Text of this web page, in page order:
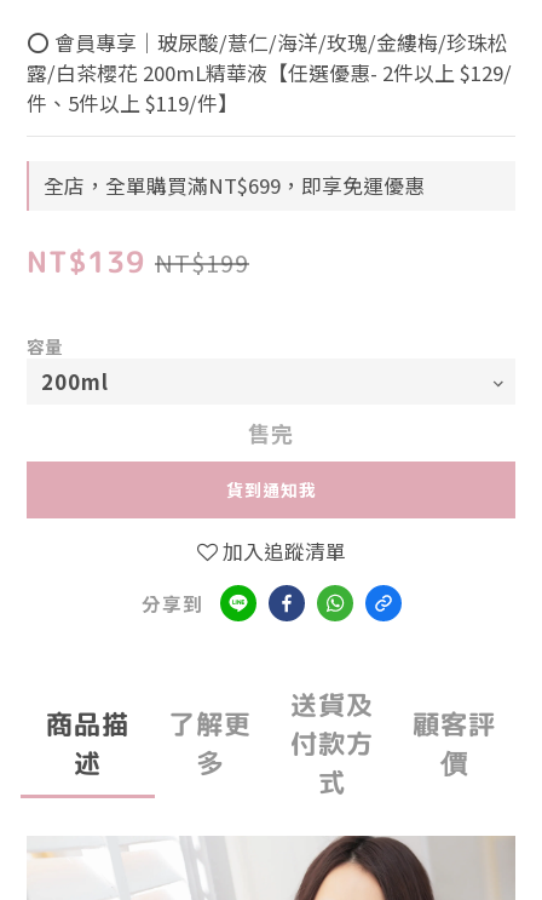
⭕ 會員專享｜玻尿酸/薏仁/海洋/玫瑰/金縷梅/珍珠松
露/白茶櫻花 200mL精華液【任選優惠- 2件以上 $129/
件、5件以上 $119/件】
全店，全單購買滿NT$699，即享免運優惠
NT$139 NT$199
容量
售完
貨到通知我
加入追蹤清單
分享到
商品描
述
了解更
多
送貨及
付款方
式
顧客評
價